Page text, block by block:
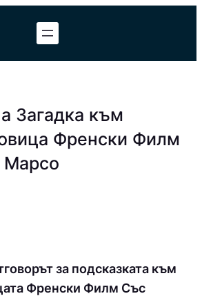
Загадка към
Френски Филм
за подсказката към
Френски Филм Със